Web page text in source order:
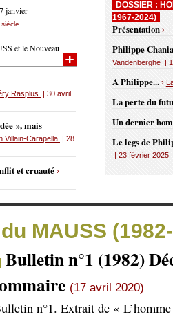
DOSSIER :
1967-2024)
Présentation › |
Philippe
Vandenberghe |
A Philippe... ›
La perte du
Un dernier
Le legs de
| 23 février 2025
janvier
et le Nouveau
Rasplus
| 30 avril
», mais
Villain-Carapella | 28
et cruauté ›
MAUSS
Bulletin n°1 (1982)
(17 avril 2020)
n°1. Extrait de «